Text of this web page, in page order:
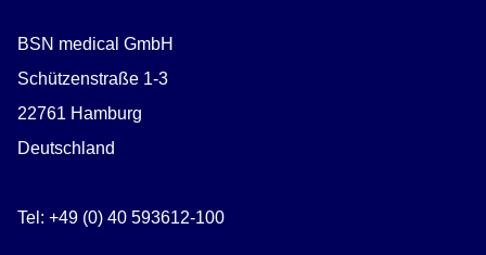
BSN medical GmbH
Schützenstraße 1-3
22761 Hamburg
Deutschland
Tel: +49 (0) 40 593612-100